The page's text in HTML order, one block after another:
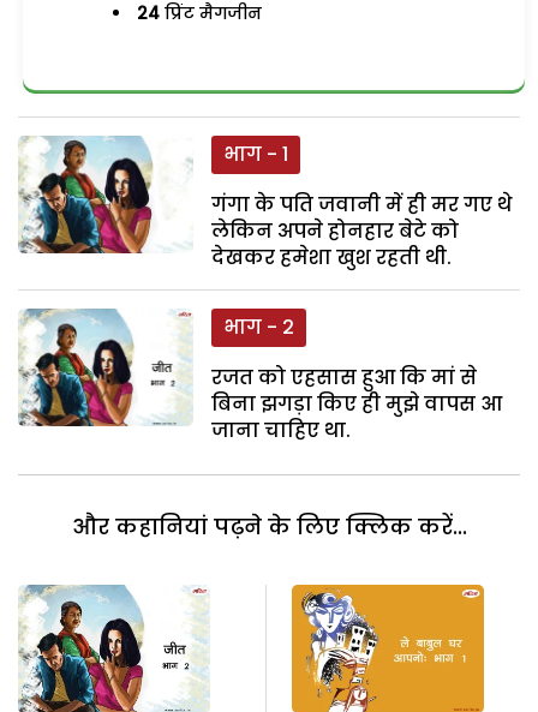
24 प्रिंट मैगजीन
भाग - 1
गंगा के पति जवानी में ही मर गए थे
लेकिन अपने होनहार बेटे को
देखकर हमेशा खुश रहती थी.
भाग - 2
रजत को एहसास हुआ कि मां से
बिना झगड़ा किए ही मुझे वापस आ
जाना चाहिए था.
और कहानियां पढ़ने के लिए क्लिक करें...